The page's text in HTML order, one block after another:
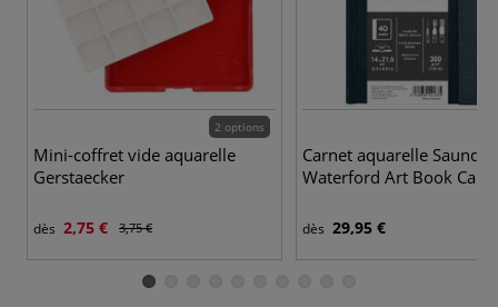
2 options
Mini-coffret vide aquarelle
Gerstaecker
dès 2,75 € 3,75 €
Carnet aquarelle
Waterford Art Book
dès 29,95 €